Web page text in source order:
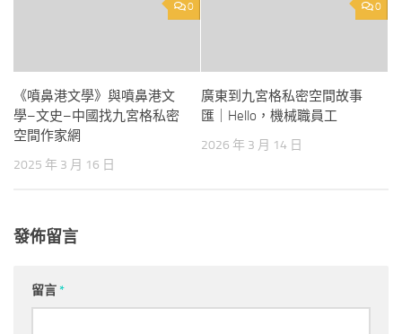
0
《噴鼻港文學》與噴鼻港文
學–文史–中國找九宮格私密
空間作家網
2025 年 3 月 16 日
0
廣東到九宮格私密空間故事
匯｜Hello，機械職員工
2026 年 3 月 14 日
發佈留言
留言*